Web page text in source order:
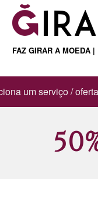
FAZ GIRAR A MOEDA |
um serviço /